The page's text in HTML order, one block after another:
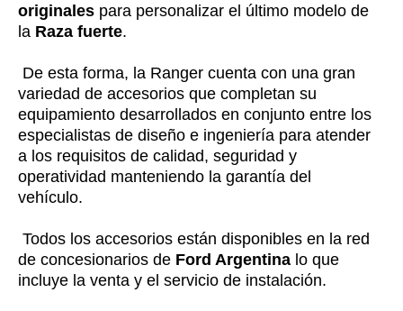
originales para personalizar el último modelo de
la Raza fuerte.
De esta forma, la Ranger cuenta con una gran
variedad de accesorios que completan su
equipamiento desarrollados en conjunto entre los
especialistas de diseño e ingeniería para atender
a los requisitos de calidad, seguridad y
operatividad manteniendo la garantía del
vehículo.
Todos los accesorios están disponibles en la red
de concesionarios de Ford Argentina lo que
incluye la venta y el servicio de instalación.